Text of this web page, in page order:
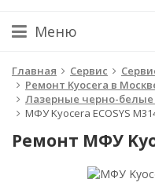
Меню
Главная Сервис
Ремонт Kyocera в
Лазерные черно-
МФУ Kyocera ECOSYS
Ремонт МФУ